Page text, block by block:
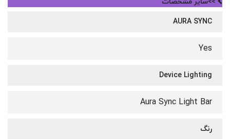
AURA SYNC
Yes
Device Lighting
Aura Sync Light Bar
رنگ